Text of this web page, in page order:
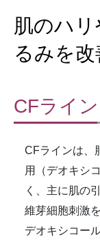
肌のハリ
るみを
CFライン
CFラインは、
用（デオキシ
く、主に肌の
維芽細胞刺激
デオキシコー